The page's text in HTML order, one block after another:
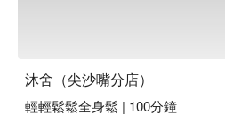
沐舍（尖沙嘴分店）
輕輕鬆鬆全身鬆 | 100分鐘